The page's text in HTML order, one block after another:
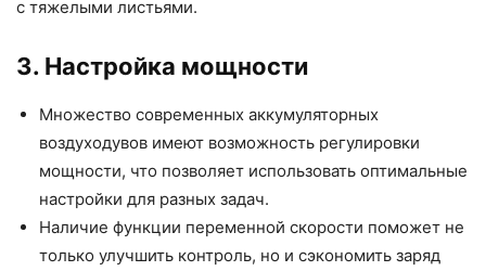
с тяжелыми листьями.
3. Настройка мощности
Множество современных аккумуляторных
воздуходувов имеют возможность регулировки
мощности, что позволяет использовать оптимальные
настройки для разных задач.
Наличие функции переменной скорости поможет не
только улучшить контроль, но и сэкономить заряд